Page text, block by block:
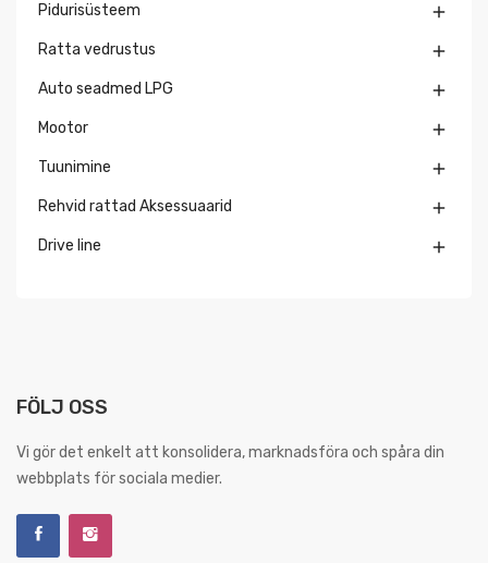
Pidurisüsteem 
Ratta vedrustus 
Auto seadmed LPG 
Mootor 
Tuunimine 
Rehvid rattad Aksessuaarid 
Drive line 
FÖLJ OSS
Vi gör det enkelt att konsolidera, marknadsföra och spåra din
webbplats för sociala medier.